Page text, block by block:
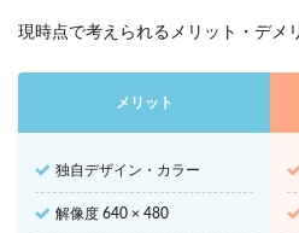
現時点で考えられるメリット・デメ
メリット
独自デザイン・カラー
解像度 640 × 480